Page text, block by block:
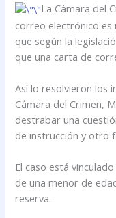
La Cámara del
correo electrónico es
que según la
que una carta de
Así lo resolvieron los
Cámara del Crimen,
destrabar una
de instrucción y otro
El caso está
de una menor de
reserva.